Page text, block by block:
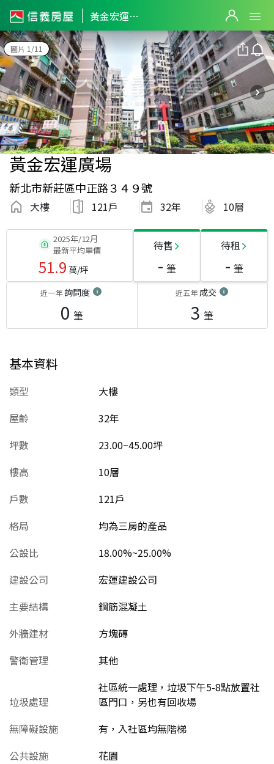
黃金宏運廣場
圖片 1/11
黃金宏運廣場
新北市新莊區中正路３４９號
大樓 121戶 32年 10層
2025年/12月
最新平均單價
51.9 萬/坪
待售
- 筆
待租
- 筆
近一年詢問度
0 筆
近五年成交
3 筆
基本資料
類型
大樓
屋齡
32年
坪數
23.00~45.00坪
樓高
10層
戶數
121戶
格局
均為三房的產品
公設比
18.00%~25.00%
建設公司
宏運建設公司
主要結構
鋼筋混凝土
外牆建材
方塊磚
警衛管理
其他
垃圾處理
社區統一處理，垃圾下午5-8點放置社
區門口，另也有回收場
無障礙設施
有，入社區均無階梯
公共設施
花園